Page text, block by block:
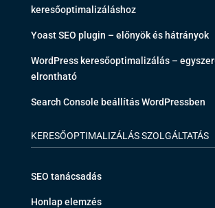
keresőoptimalizáláshoz
Yoast SEO plugin – előnyök és hátrányok
WordPress keresőoptimalizálás –
elrontható
Search Console beállítás WordPressben
KERESŐOPTIMALIZÁLÁS SZOLGÁLTATÁS
SEO tanácsadás
Honlap elemzés